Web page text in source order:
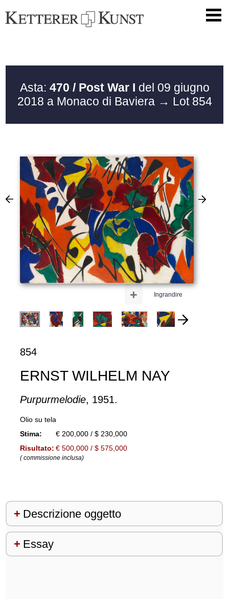
Asta: 470 / Post War I del 09 giugno
2018 a Monaco di Baviera → Lot 854
Ingrandire
+
854
ERNST WILHELM NAY
Purpurmelodie, 1951.
Olio su tela
Stima:
€ 200,000 / $ 230,000
Risultato: € 500,000 / $ 575,000
( commissione inclusa)
Descrizione oggetto
Essay